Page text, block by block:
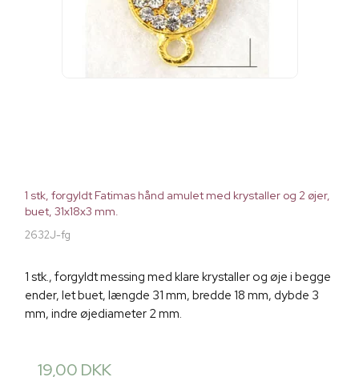
1 stk, forgyldt Fatimas hånd amulet med krystaller og 2 øjer,
buet, 31x18x3 mm.
2632J-fg
1 stk., forgyldt messing med klare krystaller og øje i begge
ender, let buet, længde 31 mm, bredde 18 mm, dybde 3
mm, indre øjediameter 2 mm.
19,00 DKK